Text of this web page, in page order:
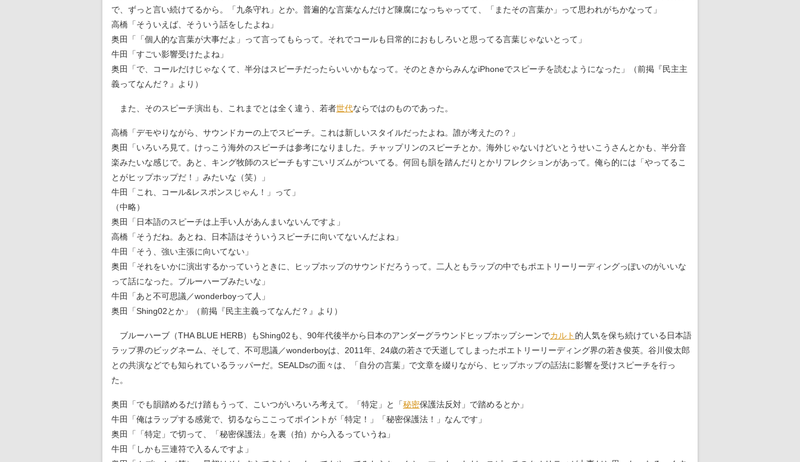
で、ずっと言い続けてるから。「九条守れ」とか。普遍的な言葉なんだけど陳腐になっちゃってて、「またその言葉か」って思われがちかなって」
高橋「そういえば、そういう話をしたよね」
奥田「「個人的な言葉が大事だよ」って言ってもらって。それでコールも日常的におもしろいと思ってる言葉じゃないとって」
牛田「すごい影響受けたよね」
奥田「で、コールだけじゃなくて、半分はスピーチだったらいいかもなって。そのときからみんなiPhoneでスピーチを読むようになった」（前掲『民主主
義ってなんだ？』より）
また、そのスピーチ演出も、これまでとは全く違う、若者世代ならではのものであった。
高橋「デモやりながら、サウンドカーの上でスピーチ。これは新しいスタイルだったよね。誰が考えたの？」
奥田「いろいろ見て。けっこう海外のスピーチは参考になりました。チャップリンのスピーチとか。海外じゃないけどいとうせいこうさんとかも、半分音
楽みたいな感じで。あと、キング牧師のスピーチもすごいリズムがついてる。何回も韻を踏んだりとかリフレクションがあって。俺ら的には「やってるこ
とがヒップホップだ！」みたいな（笑）」
牛田「これ、コール&レスポンスじゃん！」って」
（中略）
奥田「日本語のスピーチは上手い人があんまいないんですよ」
高橋「そうだね。あとね、日本語はそういうスピーチに向いてないんだよね」
牛田「そう、強い主張に向いてない」
奥田「それをいかに演出するかっていうときに、ヒップホップのサウンドだろうって。二人ともラップの中でもポエトリーリーディングっぽいのがいいな
って話になった。ブルーハーブみたいな」
牛田「あと不可思議／wonderboyって人」
奥田「Shing02とか」（前掲『民主主義ってなんだ？』より）
ブルーハーブ（THA BLUE HERB）もShing02も、90年代後半から日本のアンダーグラウンドヒップホップシーンでカルト 的人気を保ち続けている日本語
ラップ界のビッグネーム、そして、不可思議／wonderboyは、2011年、24歳の若さで夭逝してしまったポエトリーリーディング界の若き俊英。谷川俊太郎
との共演などでも知られているラッパーだ。SEALDsの面々は、「自分の言葉」で文章を綴りながら、ヒップホップの話法に影響を受けスピーチを行っ
た。
奥田「でも韻踏めるだけ踏もうって、こいつがいろいろ考えて。「特定」と「秘密保護法反対」で踏めるとか」
牛田「俺はラップする感覚で、切るならここってポイントが「特定！」「秘密保護法！」なんです」
奥田「「特定」で切って、「秘密保護法」を裏（拍）から入るっていうね」
牛田「しかも三連符で入るんですよ」